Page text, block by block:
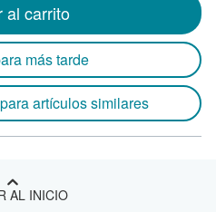
al carrito
más tarde
artículos similares
AL INICIO